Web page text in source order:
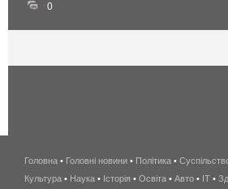
0
Головна • Головні новини • Політика •
Культура • Наука • Історія • Освіта • Авто • IT •